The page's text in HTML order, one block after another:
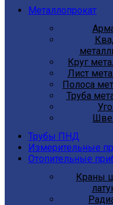
Металлопрокат
Круг
Лист
Полоса
Труба
Трубы ПНД
Измерительные
Отопительные
Краны